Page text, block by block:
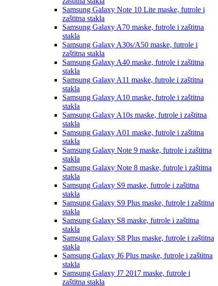
Samsung Galaxy Note 10 Lite maske, futrole i
zaštitna stakla
Samsung Galaxy A70 maske, futrole i zaštitna
stakla
Samsung Galaxy A30s/A50 maske, futrole i
zaštitna stakla
Samsung Galaxy A40 maske, futrole i zaštitna
stakla
Samsung Galaxy A11 maske, futrole i zaštitna
stakla
Samsung Galaxy A10 maske, futrole i zaštitna
stakla
Samsung Galaxy A10s maske, futrole i zaštitna
stakla
Samsung Galaxy A01 maske, futrole i zaštitna
stakla
Samsung Galaxy Note 9 maske, futrole i zaštitna
stakla
Samsung Galaxy Note 8 maske, futrole i zaštitna
stakla
Samsung Galaxy S9 maske, futrole i zaštitna
stakla
Samsung Galaxy S9 Plus maske, futrole i zaštitna
stakla
Samsung Galaxy S8 maske, futrole i zaštitna
stakla
Samsung Galaxy S8 Plus maske, futrole i zaštitna
stakla
Samsung Galaxy J6 Plus maske, futrole i zaštitna
stakla
Samsung Galaxy J7 2017 maske, futrole i
zaštitna stakla